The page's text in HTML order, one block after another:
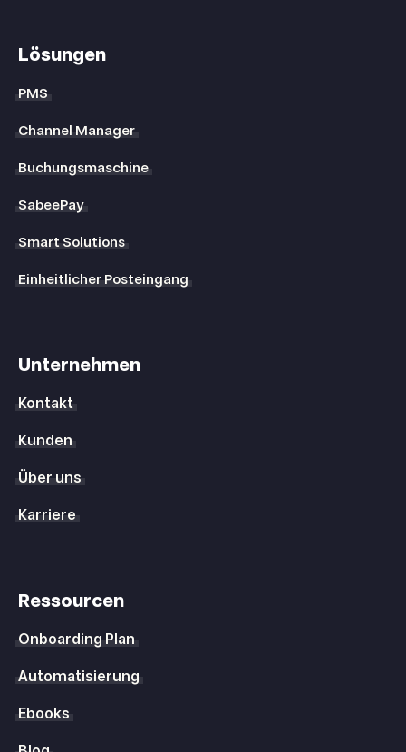
Lösungen
PMS
Channel Manager
Buchungsmaschine
SabeePay
Smart Solutions
Einheitlicher Posteingang
Unternehmen
Kontakt
Kunden
Über uns
Karriere
Ressourcen
Onboarding Plan
Automatisierung
Ebooks